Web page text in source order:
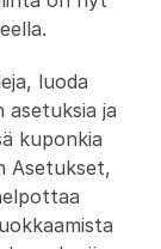
luoda
asetuksia ja
kuponkia
Asetukset,